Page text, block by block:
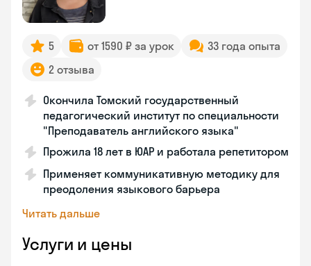
5 от 1590 ₽ за урок
33 года опыта
2 отзыва
Окончила Томский государственный
педагогический институт по специальности
"Преподаватель английского языка"
Прожила 18 лет в ЮАР и работала репетитором
Применяет коммуникативную методику для
преодоления языкового барьера
Читать дальше
Услуги и цены